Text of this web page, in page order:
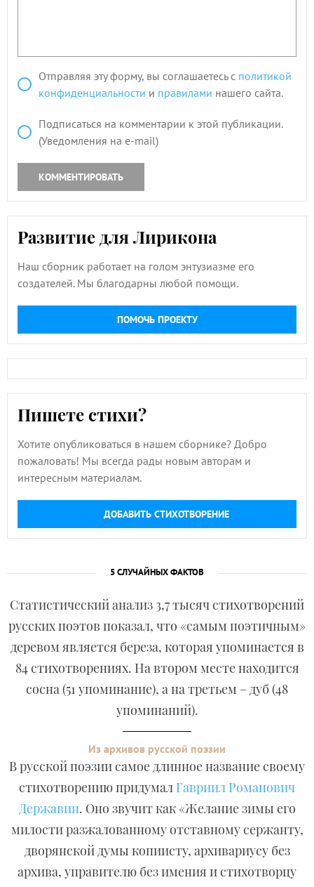
Отправляя эту форму, вы соглашаетесь с политикой
конфиденциальности и правилами нашего сайта.
Подписаться на комментарии к этой публикации.
(Уведомления на e-mail)
КОММЕНТИРОВАТЬ
Развитие для Лирикона
Наш сборник работает на голом энтузиазме его
создателей. Мы благодарны любой помощи.
ПОМОЧЬ ПРОЕКТУ
Пишете стихи?
Хотите опубликоваться в нашем сборнике? Добро
пожаловать! Мы всегда рады новым авторам и
интересным материалам.
ДОБАВИТЬ СТИХОТВОРЕНИЕ
5 СЛУЧАЙНЫХ ФАКТОВ
Статистический анализ 3,7 тысяч стихотворений
русских поэтов показал, что «самым поэтичным»
деревом является береза, которая упоминается в
84 стихотворениях. На втором месте находится
сосна (51 упоминание), а на третьем – дуб (48
упоминаний).
Из архивов русской поэзии
В русской поэзии самое длинное название своему
стихотворению придумал Гавриил Романович
Державин. Оно звучит как «Желание зимы его
милости разжалованному отставному сержанту,
дворянской думы копиисту, архивариусу без
архива, управителю без имения и стихотворцу